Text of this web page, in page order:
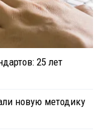
25 лет
новую методику